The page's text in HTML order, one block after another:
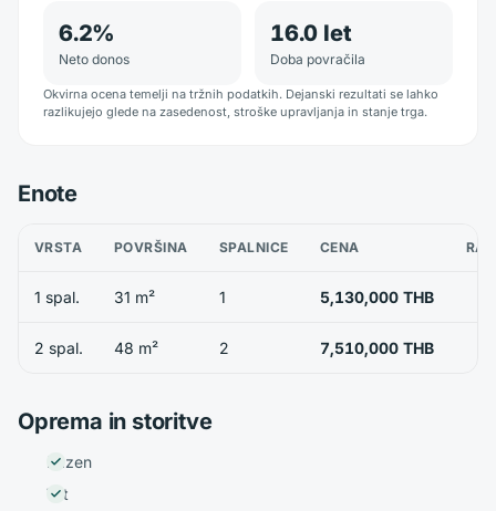
6.2%
Neto donos
16.0 let
Doba povračila
Okvirna ocena temelji na tržnih podatkih. Dejanski rezultati se lahko
razlikujejo glede na zasedenost, stroške upravljanja in stanje trga.
Enote
VRSTA POVRŠINA SPALNICE CENA
1 spal. 31 m² 1 5,130,000 THB
2 spal. 48 m² 2 7,510,000 THB
Oprema in storitve
Bazen
Vrt